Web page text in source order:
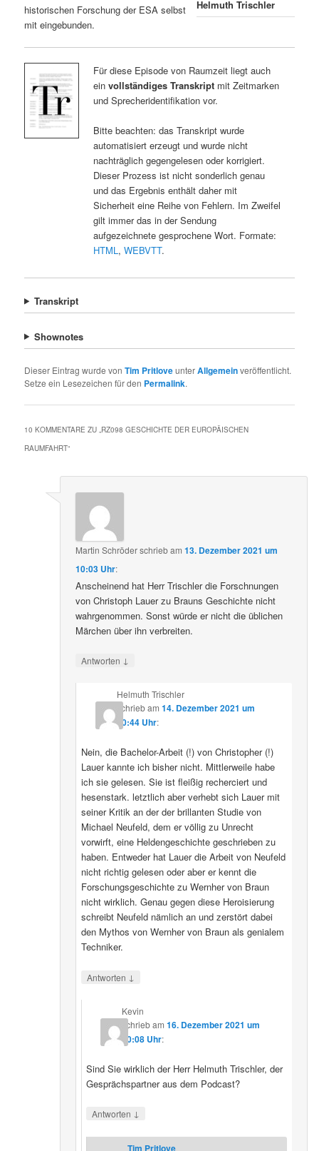
Helmuth Trischler
historischen Forschung der ESA selbst
mit eingebunden.
Für diese Episode von Raumzeit liegt auch
ein vollständiges Transkriptmit Zeitmarken
und Sprecheridentifikation vor.
Bitte beachten: das Transkript wurde
automatisiert erzeugt und wurde nicht
nachträglich gegengelesen oder korrigiert.
Dieser Prozess ist nicht sonderlich genau
und das Ergebnis enthält daher mit
Sicherheit eine Reihe von Fehlern. Im Zweifel
gilt immer das in der Sendung
aufgezeichnete gesprochene Wort. Formate:
HTML, WEBVTT.
Transkript
Shownotes
Dieser Eintrag wurde vonTim PritloveunterAllgemeinveröffentlicht.
Setze ein Lesezeichen für den Permalink.
10 KOMMENTARE ZU „RZ098 GESCHICHTE DER EUROPÄISCHEN
RAUMFAHRT“
Martin Schröderschriebam13. Dezember 2021 um
10:03 Uhr:
Anscheinend hat Herr Trischler die Forschnungen
von Christoph Lauer zu Brauns Geschichte nicht
wahrgenommen. Sonst würde er nicht die üblichen
Märchen über ihn verbreiten.
Antworten ↓
Helmuth Trischler
schriebam 14. Dezember 2021 um
20:44 Uhr:
Nein, die Bachelor-Arbeit (!) von Christopher (!)
Lauer kannte ich bisher nicht. Mittlerweile habe
ich sie gelesen. Sie ist fleißig recherciert und
hesenstark. letztlich aber verhebt sich Lauer mit
seiner Kritik an der der brillanten Studie von
Michael Neufeld, dem er völlig zu Unrecht
vorwirft, eine Heldengeschichte geschrieben zu
haben. Entweder hat Lauer die Arbeit von Neufeld
nicht richtig gelesen oder aber er kennt die
Forschungsgeschichte zu Wernher von Braun
nicht wirklich. Genau gegen diese Heroisierung
schreibt Neufeld nämlich an und zerstört dabei
den Mythos von Wernher von Braun als genialem
Techniker.
Antworten ↓
Kevin
schriebam16. Dezember 2021 um
20:08 Uhr:
Sind Sie wirklich der Herr Helmuth Trischler, der
Gesprächspartner aus dem Podcast?
Antworten ↓
Tim Pritlove